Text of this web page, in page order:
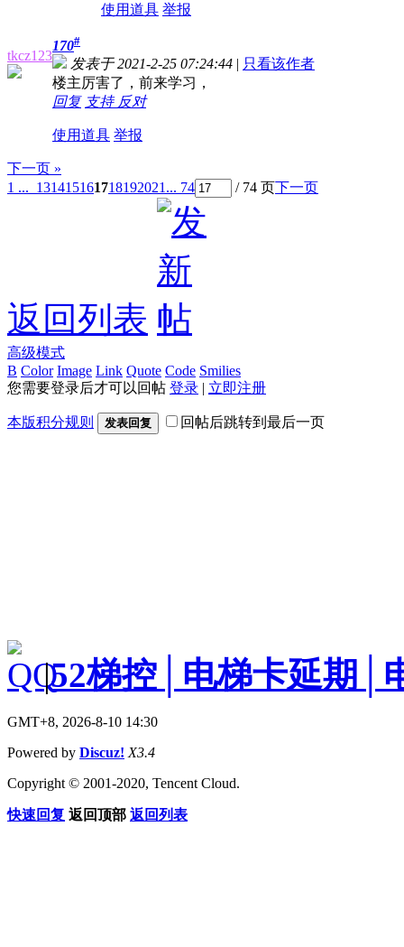
使用道具 举报
tkcz123
170#
发表于 2021-2-25 07:24:44 | 只看该作者
楼主厉害了，前来学习，
回复 支持 反对
使用道具 举报
下一页 »
1 ... 131415161718192021 ... 74 / 74 页下一页
返回列表
高级模式
B Color Image Link Quote Code Smilies
您需要登录后才可以回帖 登录 | 立即注册
本版积分规则 发表回复 回帖后跳转到最后一页
|52梯控│电梯卡延期│
GMT+8, 2026-8-10 14:30
Powered by Discuz! X3.4
Copyright © 2001-2020, Tencent Cloud.
快速回复 返回顶部 返回列表